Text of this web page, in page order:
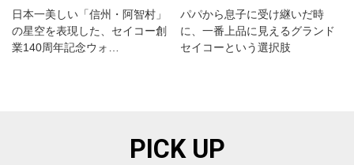
日本一美しい「信州・阿智村」
の星空を表現した、セイコー創
業140周年記念ウォ…
パパから息子に受け継いだ時
に、一番上品に見えるグランド
セイコーという選択肢
PICK UP